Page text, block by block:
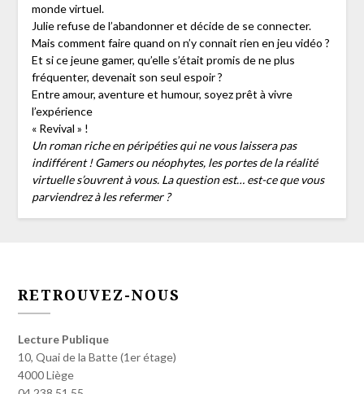
monde virtuel.
Julie refuse de l’abandonner et décide de se connecter.
Mais comment faire quand on n’y connait rien en jeu vidéo ?
Et si ce jeune gamer, qu’elle s’était promis de ne plus
fréquenter, devenait son seul espoir ?
Entre amour, aventure et humour, soyez prêt à vivre
l’expérience
« Revival » !
Un roman riche en péripéties qui ne vous laissera pas
indifférent ! Gamers ou néophytes, les portes de la réalité
virtuelle s’ouvrent à vous. La question est… est-ce que vous
parviendrez à les refermer ?
RETROUVEZ-NOUS
Lecture Publique
10, Quai de la Batte (1er étage)
4000 Liège